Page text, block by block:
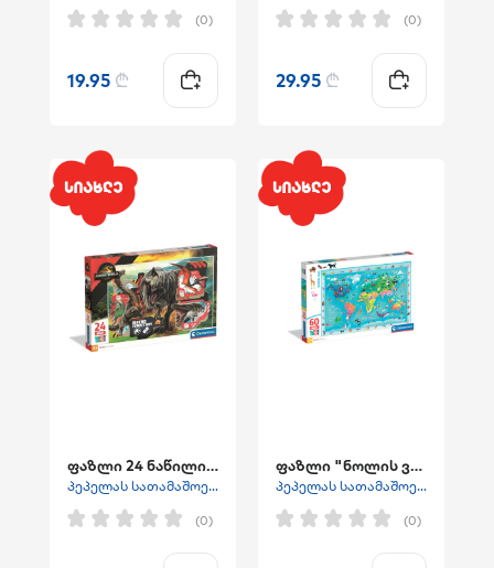
(0)
19.95 ₾
(0)
29.95 ₾
ფაზლი 24 ნაწილიანი JURASSIC WORLD
პეპელას სათამაშოები
(0)
ფაზლი "ნოლის ველური ბუნების რუკა"
პეპელას სათამაშოები
(0)